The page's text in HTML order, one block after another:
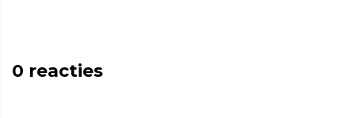
0 reacties